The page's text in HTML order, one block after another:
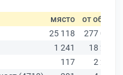
място от общо
25 118
277 019
1 241
18 275
117
2 223